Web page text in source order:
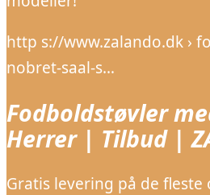
http s://www.zalando.dk ›
nobret-saal-s…
Fodboldstøvler
Herrer | Tilbud |
Gratis levering på de